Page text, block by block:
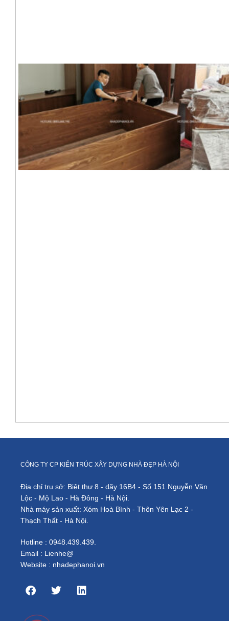
CÔNG TY CP KIẾN TRÚC XÂY DỰNG NHÀ ĐẸP HÀ NỘI
Địa chỉ trụ sở: Biệt thự 8 - dãy 16B4 - Số 151 Nguyễn Văn
Lộc - Mộ Lao - Hà Đông - Hà Nội.
Nhà máy sản xuất: Xóm Hoà Bình - Thôn Yên Lạc 2 -
Thạch Thất - Hà Nội.
Hotline : 0948.439.439.
Email : Lienhe@
Website : nhadephanoi.vn